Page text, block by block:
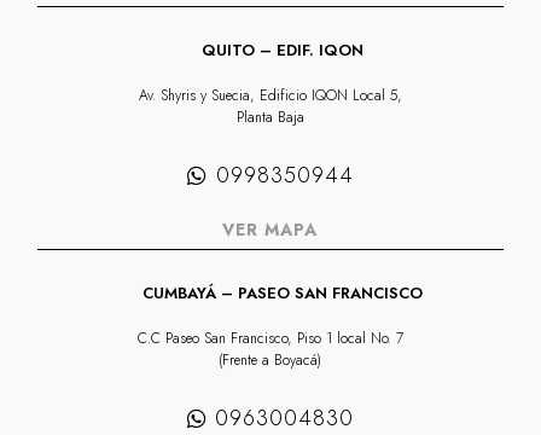
QUITO – EDIF. IQON
Av. Shyris y Suecia, Edificio IQON Local 5,
Planta Baja
0998350944
VER MAPA
CUMBAYÁ – PASEO SAN FRANCISCO
C.C Paseo San Francisco, Piso 1 local No. 7
(Frente a Boyacá)
0963004830